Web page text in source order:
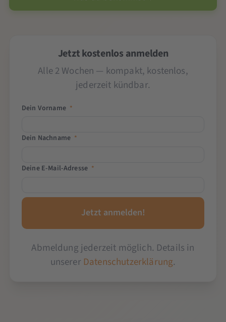
Jetzt kostenlos anmelden
Alle 2 Wochen — kompakt, kostenlos,
jederzeit kündbar.
Dein Vorname *
Dein Nachname *
Deine E-Mail-Adresse *
Abmeldung jederzeit möglich. Details in
unserer Datenschutzerklärung.